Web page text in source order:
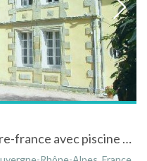
Demeure de charme en centre-france avec piscine et grand jardin arboré avec vue dégagée